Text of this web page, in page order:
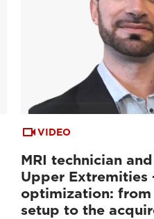
VIDEO
MRI technician
Upper Extremities
optimization:
setup to the